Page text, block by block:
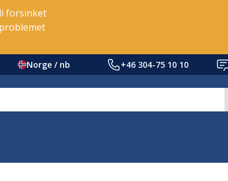
forsinket
Norge / nb +46 304-75 10 10